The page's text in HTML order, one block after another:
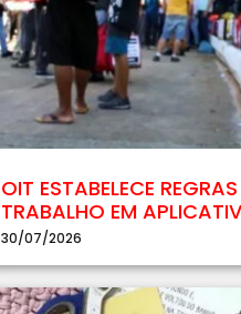
OIT ESTABELECE
TRABALHO EM
30/07/2026